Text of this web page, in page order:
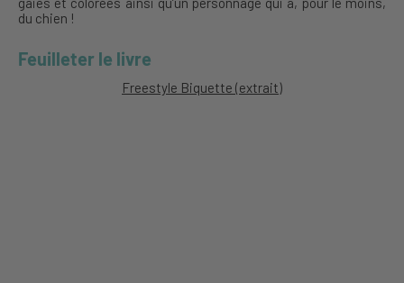
du chien !
Feuilleter le livre
Freestyle Biquette (extrait)